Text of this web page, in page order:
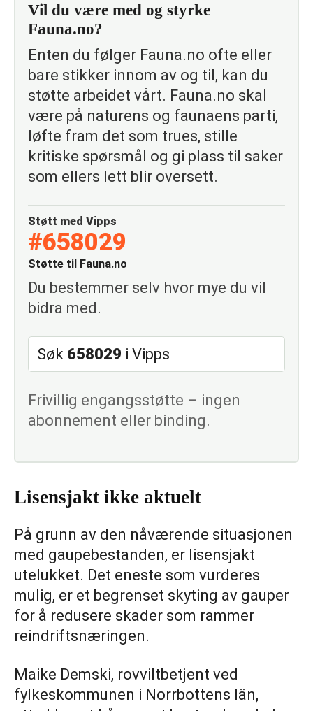
Vil du være med og styrke
Fauna.no?
Enten du følger Fauna.no ofte eller
bare stikker innom av og til, kan du
støtte arbeidet vårt. Fauna.no skal
være på naturens og faunaens parti,
løfte fram det som trues, stille
kritiske spørsmål og gi plass til saker
som ellers lett blir oversett.
Støtt med Vipps
#658029
Støtte til Fauna.no
Du bestemmer selv hvor mye du vil
bidra med.
Søk 658029 i Vipps
Frivillig engangsstøtte – ingen
abonnement eller binding.
Lisensjakt ikke aktuelt
På grunn av den nåværende situasjonen
med gaupebestanden, er lisensjakt
utelukket. Det eneste som vurderes
mulig, er et begrenset skyting av gauper
for å redusere skader som rammer
reindriftsnæringen.
Maike Demski, rovviltbetjent ved
fylkeskommunen i Norrbottens län,